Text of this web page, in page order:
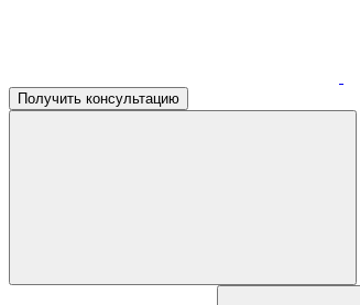
Получить консультацию